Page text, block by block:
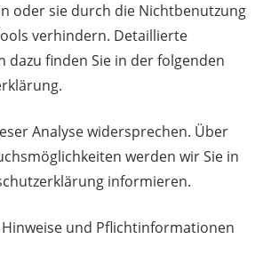
oder sie durch die Nichtbenutzung
verhindern. Detaillierte
dazu finden Sie in der folgenden
Analyse widersprechen. Über
werden wir Sie in
informieren.
und Pflichtinformationen